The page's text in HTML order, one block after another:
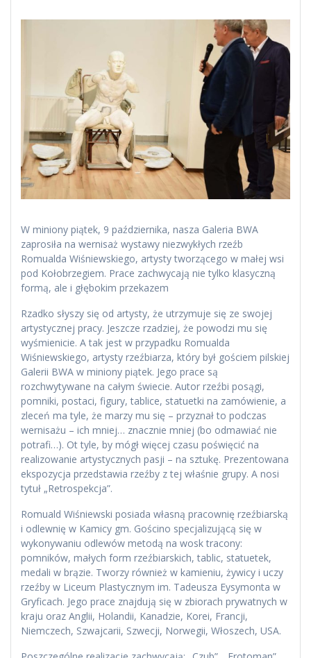
W miniony piątek, 9 października, nasza Galeria BWA
zaprosiła na wernisaż wystawy niezwykłych rzeźb
Romualda Wiśniewskiego, artysty tworzącego w małej wsi
pod Kołobrzegiem. Prace zachwycają nie tylko klasyczną
formą, ale i głębokim przekazem
Rzadko słyszy się od artysty, że utrzymuje się ze swojej
artystycznej pracy. Jeszcze rzadziej, że powodzi mu się
wyśmienicie. A tak jest w przypadku Romualda
Wiśniewskiego, artysty rzeźbiarza, który był gościem pilskiej
Galerii BWA w miniony piątek. Jego prace są
rozchwytywane na całym świecie. Autor rzeźbi posągi,
pomniki, postaci, figury, tablice, statuetki na zamówienie, a
zleceń ma tyle, że marzy mu się – przyznał to podczas
wernisażu – ich mniej… znacznie mniej (bo odmawiać nie
potrafi…). Ot tyle, by mógł więcej czasu poświęcić na
realizowanie artystycznych pasji – na sztukę. Prezentowana
ekspozycja przedstawia rzeźby z tej właśnie grupy. A nosi
tytuł „Retrospekcja”.
Romuald Wiśniewski posiada własną pracownię rzeźbiarską
i odlewnię w Kamicy gm. Gościno specjalizującą się w
wykonywaniu odlewów metodą na wosk tracony:
pomników, małych form rzeźbiarskich, tablic, statuetek,
medali w brązie. Tworzy również w kamieniu, żywicy i uczy
rzeźby w Liceum Plastycznym im. Tadeusza Eysymonta w
Gryficach. Jego prace znajdują się w zbiorach prywatnych w
kraju oraz Anglii, Holandii, Kanadzie, Korei, Francji,
Niemczech, Szwajcarii, Szwecji, Norwegii, Włoszech, USA.